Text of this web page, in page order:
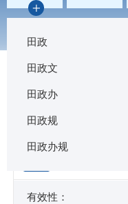
田政
田政文
田政办
田政规
田政办规
文种：
有效性：